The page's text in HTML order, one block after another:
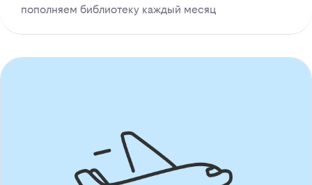
пополняем библиотеку каждый месяц